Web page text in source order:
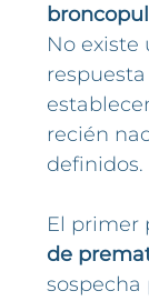
No existe
recién
definidos.
El primer
de
sospecha